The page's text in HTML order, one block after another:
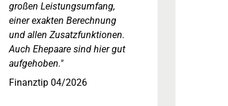
großen Leistungsumfang,
einer exakten Berechnung
und allen Zusatzfunktionen.
Auch Ehepaare sind hier gut
aufgehoben."
Finanztip 04/2026